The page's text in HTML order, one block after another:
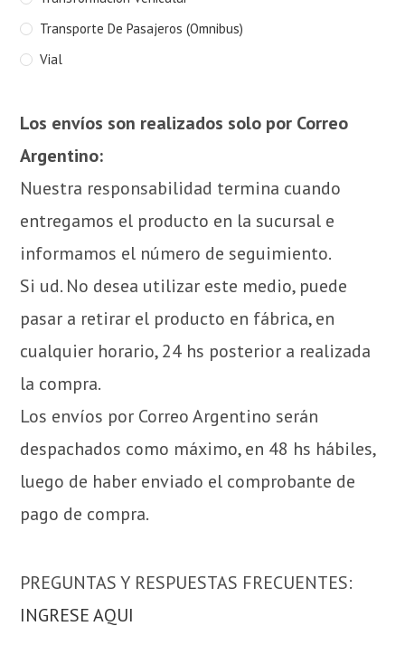
Transporte De Pasajeros (Omnibus)
Vial
Los envíos son realizados solo por Correo
Argentino:
Nuestra responsabilidad termina cuando
entregamos el producto en la sucursal e
informamos el número de seguimiento.
Si ud. No desea utilizar este medio, puede
pasar a retirar el producto en fábrica, en
cualquier horario, 24 hs posterior a realizada
la compra.
Los envíos por Correo Argentino serán
despachados como máximo, en 48 hs hábiles,
luego de haber enviado el comprobante de
pago de compra.
PREGUNTAS Y RESPUESTAS FRECUENTES:
INGRESE AQUI